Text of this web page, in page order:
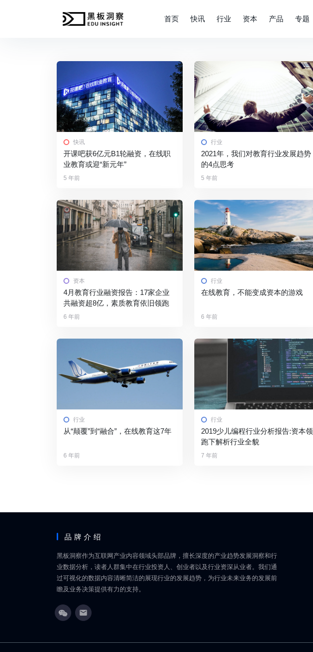
首页 快讯 行业 资本 产品 专题
快讯
开课吧获6亿元B1轮融资，在线职
业教育或迎“新元年”
5 年前
行业
​2021年，我们对教育行业发展趋势
的4点思考
5 年前
资本
4月教育行业融资报告：17家企业
共融资超8亿，素质教育依旧领跑
6 年前
行业
在线教育，不能变成资本的游戏
6 年前
行业
从“颠覆”到“融合”，在线教育这7年
6 年前
行业
2019少儿编程行业分析报告:资本领
跑下解析行业全貌
7 年前
品牌介绍
黑板洞察作为互联网产业内容领域头部品牌，擅长深度的产业趋势发展洞察和行
业数据分析，读者人群集中在行业投资人、创业者以及行业资深从业者。我们通
过可视化的数据内容清晰简洁的展现行业的发展趋势，为行业未来业务的发展前
瞻及业务决策提供有力的支持。